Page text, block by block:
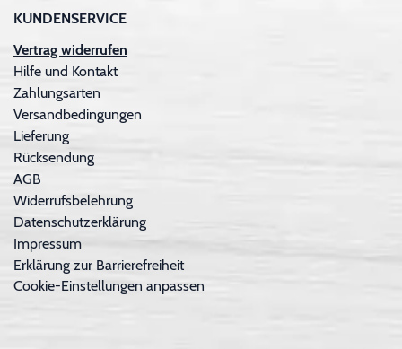
KUNDENSERVICE
Vertrag widerrufen
Hilfe und Kontakt
Zahlungsarten
Versandbedingungen
Lieferung
Rücksendung
AGB
Widerrufsbelehrung
Datenschutzerklärung
Impressum
Erklärung zur Barrierefreiheit
Cookie-Einstellungen anpassen